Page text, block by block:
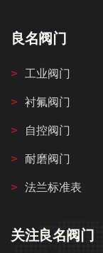
良名阀门
工业阀门
衬氟阀门
自控阀门
耐磨阀门
法兰标准表
关注良名阀门